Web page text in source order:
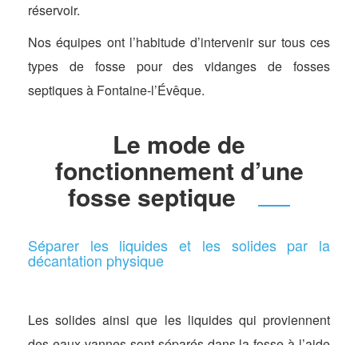
réservoir.
Nos équipes ont l’habitude d’intervenir sur tous ces
types de fosse pour des vidanges de fosses
septiques à Fontaine-l’Évêque.
Le mode de
fonctionnement d’une
fosse septique
Séparer les liquides et les solides par la
décantation physique
Les solides ainsi que les liquides qui proviennent